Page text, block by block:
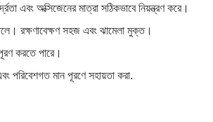
এবং অক্সিজেনের মাত্রা সঠিকভাবে নিয়ন্ত্রণ করে।
রক্ষণাবেক্ষণ সহজ এবং ঝামেলা মুক্ত।
করতে পারে।
পরিবেশগত মান পূরণে সহায়তা করা.